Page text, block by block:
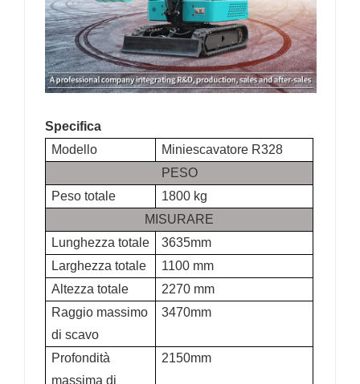
Specifica
Modello
Miniescavatore R328
PESO
Peso totale
1800 kg
MISURARE
Lunghezza totale
3635mm
Larghezza totale
1100 mm
Altezza totale
2270 mm
Raggio massimo
di scavo
3470mm
Profondità
massima di
2150mm